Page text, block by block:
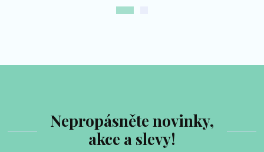
Nepropásněte novinky,
akce a slevy!